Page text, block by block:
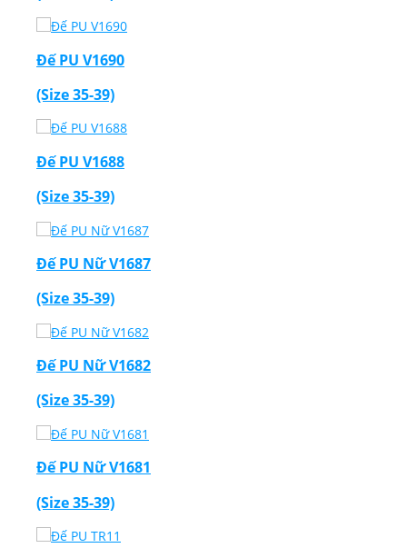
Đế PU V1690
(Size 35-39)
Đế PU V1688
(Size 35-39)
Đế PU Nữ V1687
(Size 35-39)
Đế PU Nữ V1682
(Size 35-39)
Đế PU Nữ V1681
(Size 35-39)